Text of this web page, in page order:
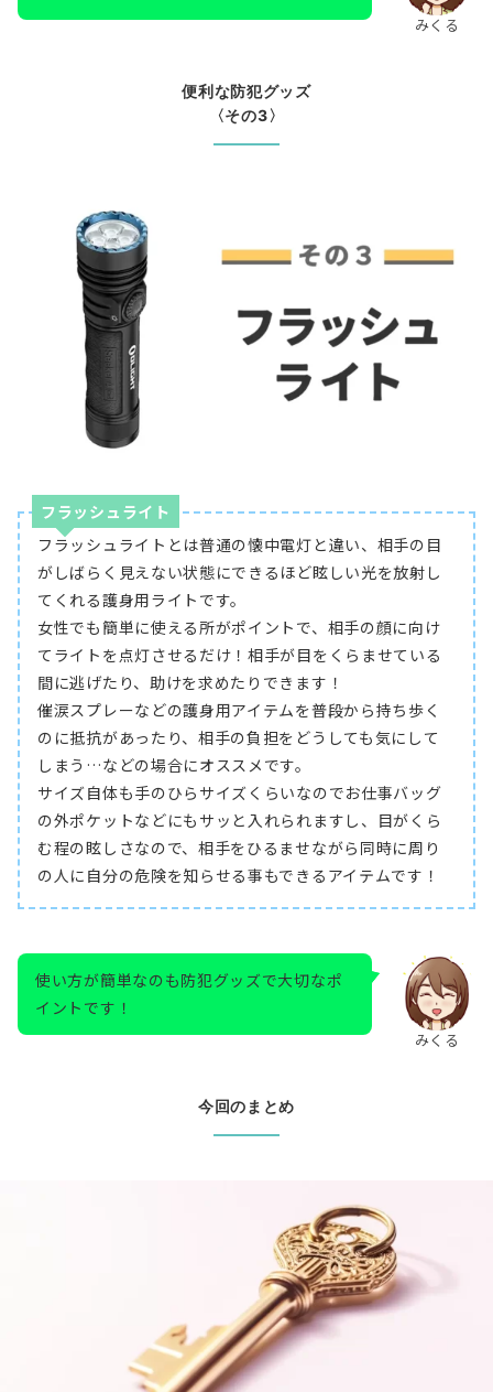
みくる
便利な防犯グッズ
〈その3〉
フラッシュライト
フラッシュライトとは普通の懐中電灯と違い、相手の目
がしばらく見えない状態にできるほど眩しい光を放射し
てくれる護身用ライトです。
女性でも簡単に使える所がポイントで、相手の顔に向け
てライトを点灯させるだけ！相手が目をくらませている
間に逃げたり、助けを求めたりできます！
催涙スプレーなどの護身用アイテムを普段から持ち歩く
のに抵抗があったり、相手の負担をどうしても気にして
しまう…などの場合にオススメです。
サイズ自体も手のひらサイズくらいなのでお仕事バッグ
の外ポケットなどにもサッと入れられますし、目がくら
む程の眩しさなので、相手をひるませながら同時に周り
の人に自分の危険を知らせる事もできるアイテムです！
みくる
使い方が簡単なのも防犯グッズで大切なポ
イントです！
今回のまとめ